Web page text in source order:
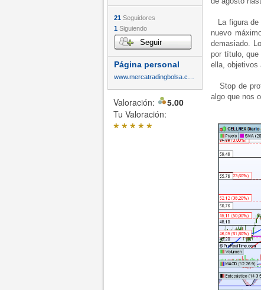
21 Seguidores
1 Siguiendo
Seguir
Página personal
Valoración:
5.00
Tu Valoración:
*****
La figura de
nuevo
demasiado.
por título,
ella, objetivos
Stop de
algo que nos